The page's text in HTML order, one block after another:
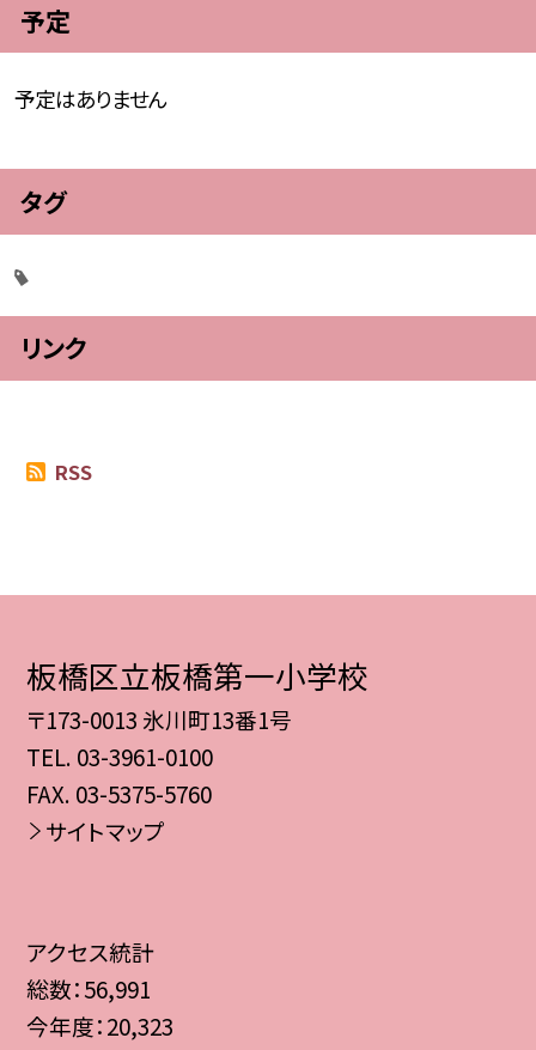
予定
予定はありません
タグ
リンク
RSS
板橋区立板橋第一小学校
〒173-0013 氷川町13番1号
TEL. 03-3961-0100
FAX. 03-5375-5760
サイトマップ
アクセス統計
総数：56,991
今年度：20,323